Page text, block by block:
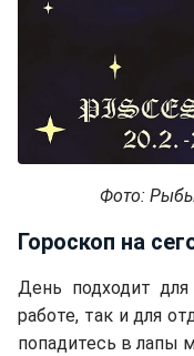
Фото:
Гороскоп на
День подходит
работе, так и для
попадитесь в лапы